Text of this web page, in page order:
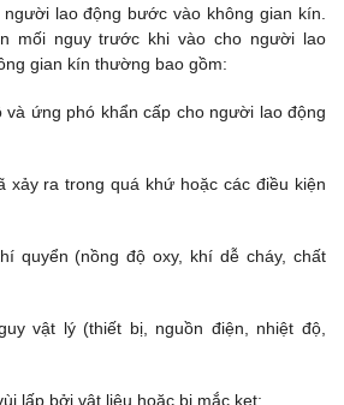
lao động bước vào không gian kín.
mối nguy trước khi vào cho người lao
gian kín thường bao gồm:
ứng phó khẩn cấp cho người lao động
xảy ra trong quá khứ hoặc các điều kiện
quyển (nồng độ oxy, khí dễ cháy, chất
vật lý (thiết bị, nguồn điện, nhiệt độ,
lấp bởi vật liệu hoặc bị mắc kẹt;